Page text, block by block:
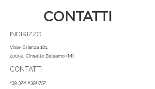
CONTATTI
INDIRIZZO
Viale Brianza 181,
20092 , Cinsello Balsamo (MI)
CONTATTI
+39 328 8396752